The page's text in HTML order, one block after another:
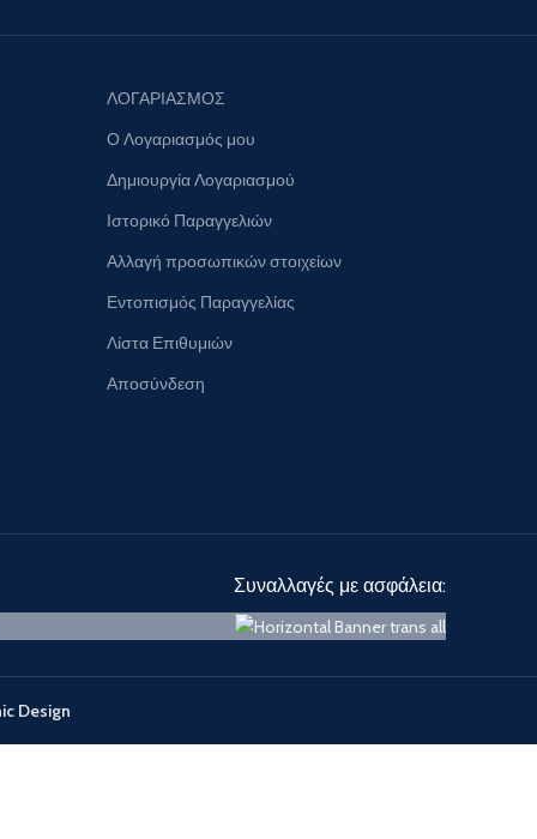
ΛΟΓΑΡΙΑΣΜΟΣ
Ο Λογαριασμός μου
Δημιουργία Λογαριασμού
Ιστορικό Παραγγελιών
Αλλαγή προσωπικών στοιχείων
Εντοπισμός Παραγγελίας
Λίστα Επιθυμιών
Αποσύνδεση
Συναλλαγές με ασφάλεια:
Design